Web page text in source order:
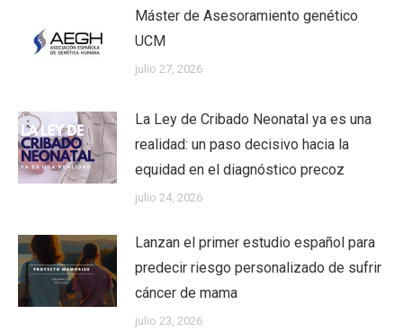
Máster de Asesoramiento genético
UCM
julio 27, 2026
La Ley de Cribado Neonatal ya es una
realidad: un paso decisivo hacia la
equidad en el diagnóstico precoz
julio 24, 2026
Lanzan el primer estudio español para
predecir riesgo personalizado de sufrir
cáncer de mama
julio 23, 2026